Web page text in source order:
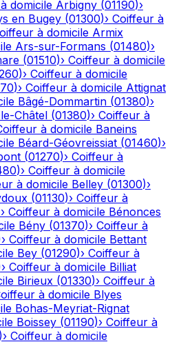
domicile Arbigny (01190)›
en Bugey (01300)› Coiffeur à
à domicile Armix
Ars-sur-Formans (01480)›
(01510)› Coiffeur à domicile
)› Coiffeur à domicile
)› Coiffeur à domicile Attignat
Bâgé-Dommartin (01380)›
Châtel (01380)› Coiffeur à
à domicile Baneins
Béard-Géovreissiat (01460)›
(01270)› Coiffeur à
)› Coiffeur à domicile
à domicile Belley (01300)›
(01130)› Coiffeur à
› Coiffeur à domicile Bénonces
Bény (01370)› Coiffeur à
› Coiffeur à domicile Bettant
Bey (01290)› Coiffeur à
› Coiffeur à domicile Billiat
Birieux (01330)› Coiffeur à
à domicile Blyes
Bohas-Meyriat-Rignat
Boissey (01190)› Coiffeur à
)› Coiffeur à domicile